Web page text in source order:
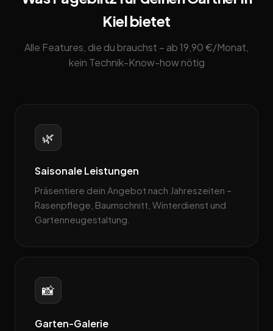
Kiel bietet
Alle Features, die du brauchst – ab 19,90 €/Monat,
kein Technik-Know-how nötig
🌿
Saisonale Leistungen
Präsentiere dein Angebot nach Jahreszeiten –
Rasenpflege, Baum­schnitt, Winterdienst und
Gartenneugestaltung.
📸
Garten-Galerie